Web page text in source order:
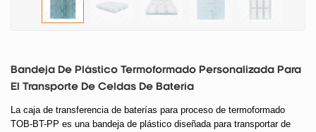
Bandeja De Plástico Termoformado Personalizada Para
El Transporte De Celdas De Batería
La caja de transferencia de baterías para proceso de termoformado
TOB-BT-PP es una bandeja de plástico diseñada para transportar de